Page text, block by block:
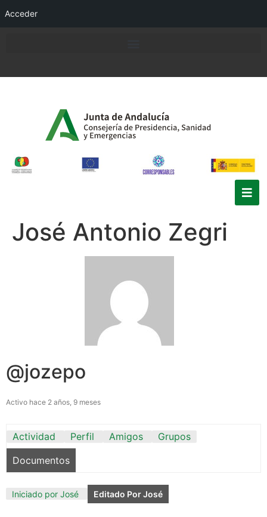
Acceder
José Antonio Zegri
@jozepo
Activo hace 2 años, 9 meses
Actividad Perfil Amigos
Grupos
Documentos
Iniciado por José Editado Por José